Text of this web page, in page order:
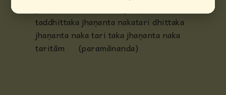
taddhittaka jhaṇanta nakatari dhittaka
jhaṇanta naka tari taka jhaṇanta naka
taritām (paramānanda)